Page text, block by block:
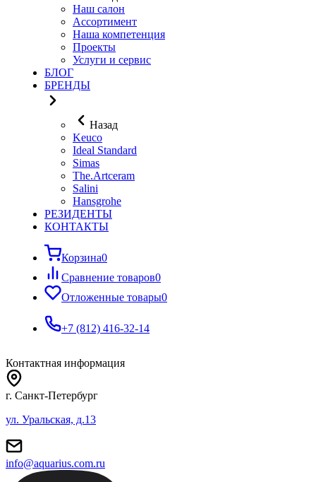
Наш салон
Ассортимент
Наша компетенция
Проекты
Услуги и сервис
БЛОГ
БРЕНДЫ
Назад
Keuco
Ideal Standard
Simas
The.Artceram
Salini
Hansgrohe
РЕЗИДЕНТЫ
КОНТАКТЫ
Корзина0
Сравнение товаров0
Отложенные товары0
+7 (812) 416-32-14
Контактная информация
г. Санкт-Петербург
ул. Уральская, д.13
info@aquarius.com.ru